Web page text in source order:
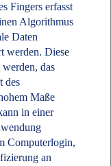
Fingers erfasst
Algorithmus
Daten
werden. Diese
das
des
Maße
in einer
Computerlogin,
an